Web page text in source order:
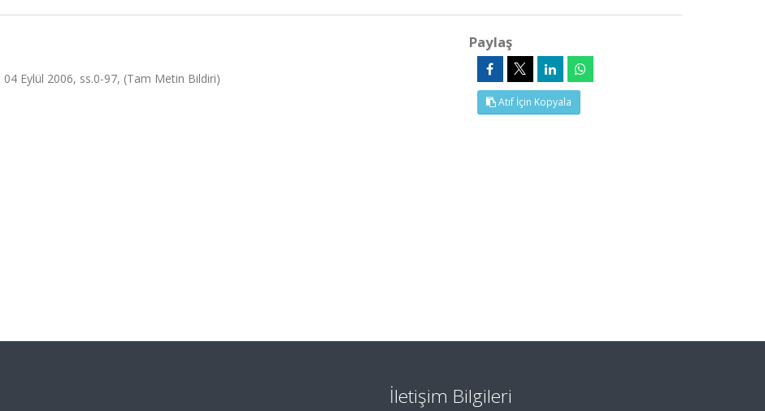
Eylül 2006, ss.0-97, (Tam Metin Bildiri)
Paylaş
Atıf İçin Kopyala
İletişim Bilgileri